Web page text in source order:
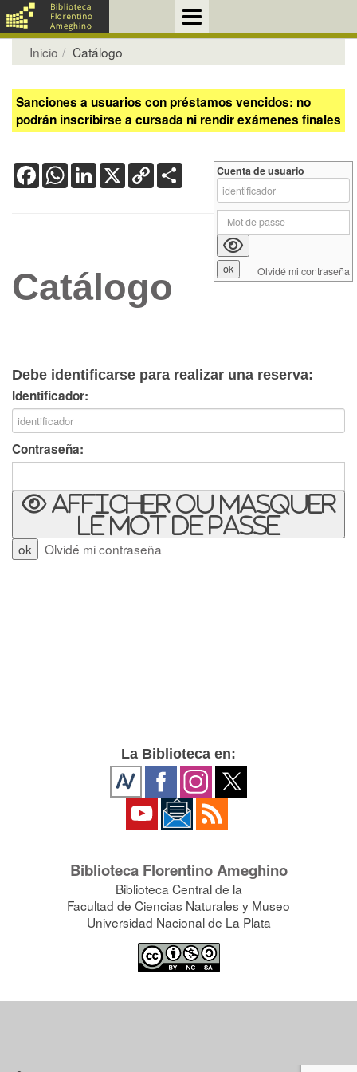
Inicio Catálogo
Sanciones a usuarios con préstamos vencidos: no
podrán inscribirse a cursada ni rendir exámenes finales
FacebookWhatsApp
LinkedIn
X Copy
Link
Catálogo
Debe identificarse para realizar una reserva:
Identificador:
Contraseña:
Afficher ou masquer
le mot de passe
Olvidé mi contraseña
Cuenta de usuario
Olvidé mi contraseña
La Biblioteca en:
Biblioteca Florentino Ameghino
Biblioteca Central de la
Facultad de Ciencias Naturales y Museo
Universidad Nacional de La Plata